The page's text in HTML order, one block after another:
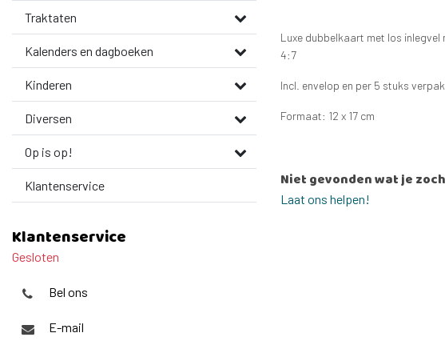
Traktaten
Kalenders en dagboeken
Kinderen
Diversen
Op is op!
Klantenservice
Klantenservice
Gesloten
Bel ons
E-mail
Luxe dubbelkaart met los inlegvel
4:7
Incl. envelop en per 5 stuks
Formaat: 12 x 17 cm
Niet gevonden wat je
Laat ons helpen!